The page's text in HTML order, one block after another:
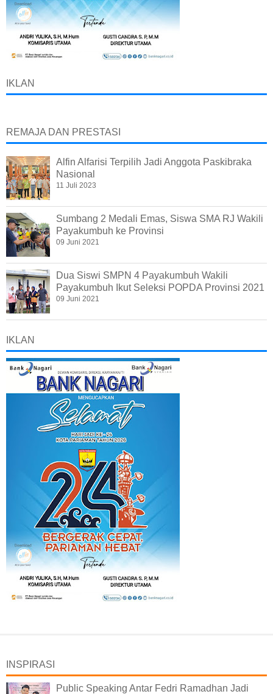
IKLAN
REMAJA DAN PRESTASI
Alfin Alfarisi Terpilih Jadi Anggota Paskibraka
Nasional
11 Juli 2023
Sumbang 2 Medali Emas, Siswa SMA RJ Wakili
Payakumbuh ke Provinsi
09 Juni 2021
Dua Siswi SMPN 4 Payakumbuh Wakili
Payakumbuh Ikut Seleksi POPDA Provinsi 2021
09 Juni 2021
IKLAN
INSPIRASI
Public Speaking Antar Fedri Ramadhan Jadi